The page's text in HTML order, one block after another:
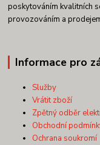
poskytováním kvalitních
provozováním a
Informace pro
Služby
Vrátit zboží
Zpětný odběr
Obchodní
Ochrana soukromí